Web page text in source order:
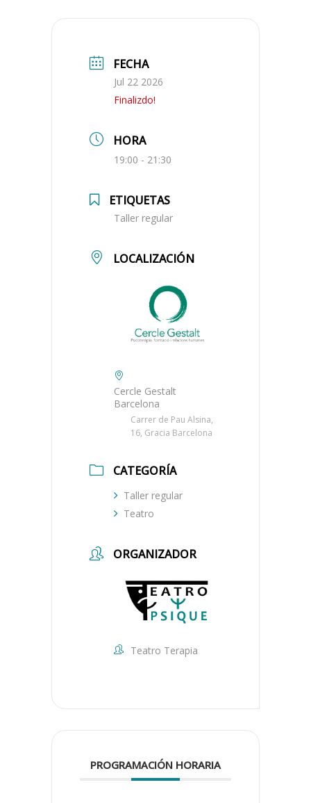
FECHA
Jul 22 2026
Finalizdo!
HORA
19:00 - 21:30
ETIQUETAS
Taller regular
LOCALIZACIÓN
Cercle Gestalt
Barcelona
Carrer de Pau Alsina,
16, Gracia Barcelona
CATEGORÍA
Taller regular
Teatro
ORGANIZADOR
Teatro Terapia
PROGRAMACIÓN HORARIA